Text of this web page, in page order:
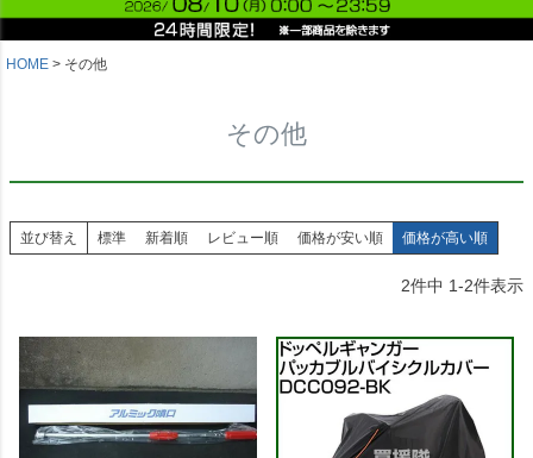
HOME その他
その他
並び替え 標準 新着順 レビュー順 価格が安い順 価格が高い順
2件中 1-2件表示